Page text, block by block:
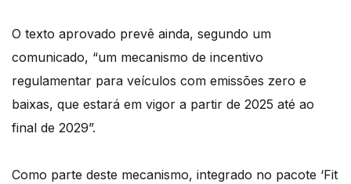
O texto aprovado prevê ainda, segundo um
comunicado, “um mecanismo de incentivo
regulamentar para veículos com emissões zero e
baixas, que estará em vigor a partir de 2025 até ao
final de 2029”.
Como parte deste mecanismo, integrado no pacote ‘Fit